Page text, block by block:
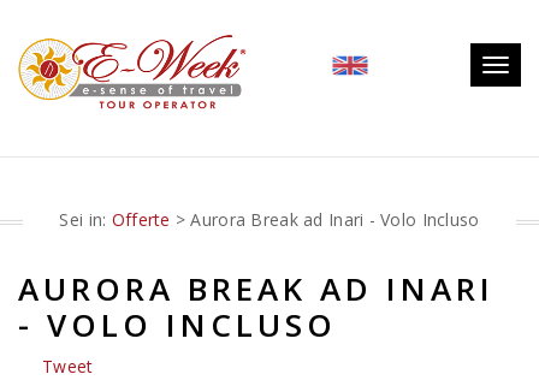
Sei in: Offerte > Aurora Break ad Inari - Volo Incluso
AURORA BREAK AD INARI
- VOLO INCLUSO
Tweet